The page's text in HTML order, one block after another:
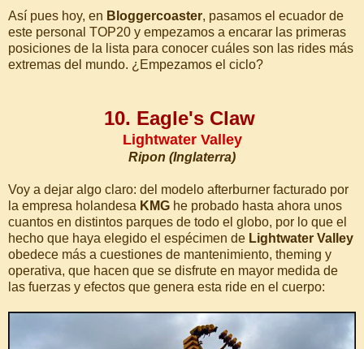
Así pues hoy, en Bloggercoaster, pasamos el ecuador de
este personal TOP20 y empezamos a encarar las primeras
posiciones de la lista para conocer cuáles son las rides más
extremas del mundo. ¿Empezamos el ciclo?
10. Eagle's Claw
Lightwater Valley
Ripon (Inglaterra)
Voy a dejar algo claro: del modelo afterburner facturado por
la empresa holandesa KMG he probado hasta ahora unos
cuantos en distintos parques de todo el globo, por lo que el
hecho que haya elegido el espécimen de Lightwater Valley
obedece más a cuestiones de mantenimiento, theming y
operativa, que hacen que se disfrute en mayor medida de
las fuerzas y efectos que genera esta ride en el cuerpo: